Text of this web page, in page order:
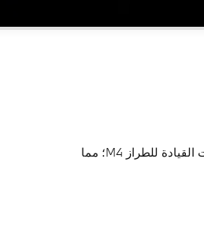
يتميز الطراز M4 باللمسات الجمالية والطابع الرياضي الذي تتوقعه من BMW M. وتُثري مجموعة كبيرة من التقنيات التي تم الحصول عليها من قطاع سيارات السباق ديناميات القيادة للطراز M4؛ مما